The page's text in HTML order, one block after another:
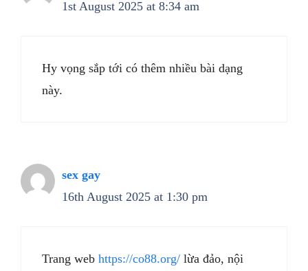
1st August 2025 at 8:34 am
Hy vọng sắp tới có thêm nhiều bài dạng
này.
sex gay
16th August 2025 at 1:30 pm
Trang web https://co88.org/ lừa đảo, nội